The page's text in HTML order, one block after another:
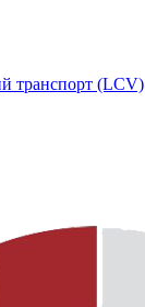
транспорт (LCV)